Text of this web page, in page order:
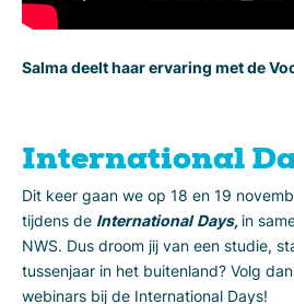
Salma deelt haar ervaring met de
International
Dit keer gaan we op 18 en 19
tijdens de International Days, in
NWS. Dus droom jij van een studie,
tussenjaar in het buitenland? Volg
webinars bij de International Days!